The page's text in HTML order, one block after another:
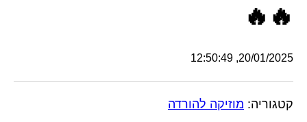
🔥🔥
20/01/2025, 12:50:49
קטגוריה: מוזיקה להורדה